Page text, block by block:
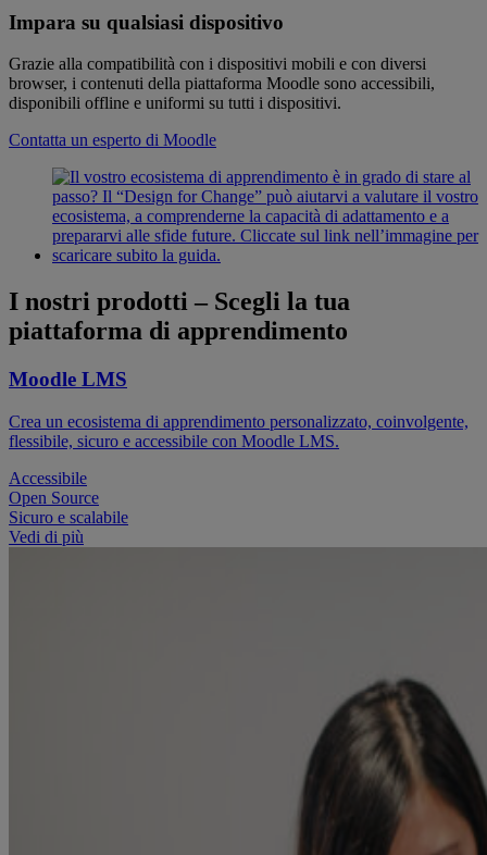
Impara su qualsiasi dispositivo
Grazie alla compatibilità con i dispositivi mobili e con diversi
browser, i contenuti della piattaforma Moodle sono accessibili,
disponibili offline e uniformi su tutti i dispositivi.
Contatta un esperto di Moodle
I nostri prodotti – Scegli la tua
piattaforma di apprendimento
Moodle LMS
Crea un ecosistema di apprendimento personalizzato, coinvolgente,
flessibile, sicuro e accessibile con Moodle LMS.
Accessibile
Open Source
Sicuro e scalabile
Vedi di più